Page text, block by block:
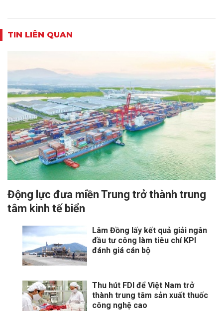
TIN LIÊN QUAN
Động lực đưa miền Trung trở thành trung
tâm kinh tế biển
Lâm Đồng lấy kết quả giải ngân
đầu tư công làm tiêu chí KPI
đánh giá cán bộ
Thu hút FDI để Việt Nam trở
thành trung tâm sản xuất thuốc
công nghệ cao